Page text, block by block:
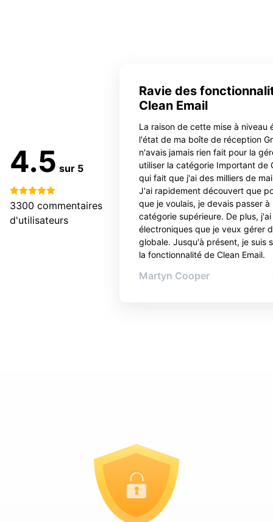
4.5 sur 5
3300 commentaires
d'utilisateurs
Ravie des
Clean Email
La raison de cette mise à niveau
l'état de ma boîte de réception
n'avais jamais rien fait pour la
utiliser la catégorie Important de
qui fait que j'ai des milliers de
J'ai rapidement découvert que
que je voulais, je devais passer à
catégorie supérieure. De plus,
électroniques que je veux gérer
globale. Jusqu'à présent, je suis
la fonctionnalité de Clean Email.
Martyn Cooper